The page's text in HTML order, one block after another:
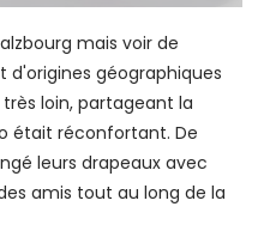
mais voir de
d'origines géographiques
loin, partageant la
était réconfortant. De
leurs drapeaux avec
amis tout au long de la